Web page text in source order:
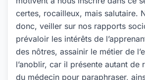
certes, rocailleux, mais salutaire.
donc, veiller sur nos rapports
prévaloir les intérêts de
des nôtres, assainir le métier de
l’anoblir, car il présente autant de
du médecin pour paraphraser,